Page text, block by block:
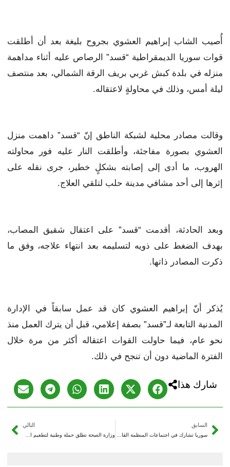
أُصيب الشاب إبراهيم العشوي بجروح بليغة بعد أن أطلقت
قوات سوريا الديمقراطية “قسد” الرصاص عليه أثناء مداهمة
منزله في بلدة كبش غربي بريف الرقة الشمالي، بعد منتصف
ليلة أمس، وذلك في محاولةٍ لاعتقاله.
وقالت مصادر محلية لشبكة الناطق إنّ “قسد” داهمت منزل
العشوي بصورة مفاجئة، وأطلقت النار عليه فور محاولته
الهروب، ما أدى إلى إصابته بشكلٍ خطير، جرى نقله على
إثرها إلى أحد مشافي مدينة حلب لتلقي العلاج.
وبعد الحادثة، أقدمت “قسد” على اعتقال شقيق المصاب،
بهدف الضغط على ذويه لتسليمه بعد انتهاء علاجه، وفق ما
ذكرت المصادر ذاتها.
يُذكر أنّ إبراهيم العشوي كان قد عمل سابقاً في الإدارة
المدنية التابعة لـ”قسد” بصفة إعلامي، قبل أن يترك العمل منذ
نحو عام، فيما حاولت القوات اعتقاله أكثر من مرة خلال
الفترة الماضية دون أن تنجح في ذلك.
شارك هذا
السابق التالي